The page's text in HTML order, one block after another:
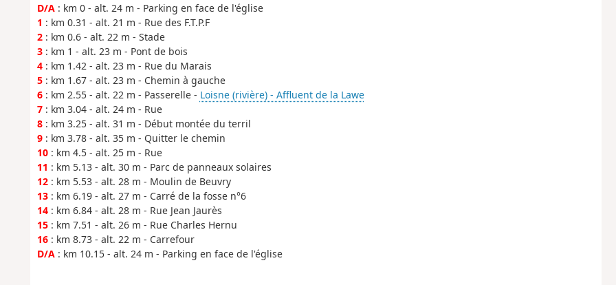
D/A: km 0 - alt. 24 m - Parking en face de l'église
1 : km 0.31 - alt. 21 m - Rue des F.T.P.F
2: km 0.6 - alt. 22 m - Stade
3: km 1 - alt. 23 m - Pont de bois
4: km 1.42 - alt. 23 m - Rue du Marais
5: km 1.67 - alt. 23 m - Chemin à gauche
6: km 2.55 - alt. 22 m - Passerelle - Loisne (rivière) - Affluent de la Lawe
7: km 3.04 - alt. 24 m - Rue
8: km 3.25 - alt. 31 m - Début montée du terril
9: km 3.78 - alt. 35 m - Quitter le chemin
10: km 4.5 - alt. 25 m - Rue
11 : km 5.13 - alt. 30 m - Parc de panneaux solaires
12: km 5.53 - alt. 28 m - Moulin de Beuvry
13: km 6.19 - alt. 27 m - Carré de la fosse n°6
14: km 6.84 - alt. 28 m - Rue Jean Jaurès
15: km 7.51 - alt. 26 m - Rue Charles Hernu
16: km 8.73 - alt. 22 m - Carrefour
D/A: km 10.15 - alt. 24 m - Parking en face de l'église